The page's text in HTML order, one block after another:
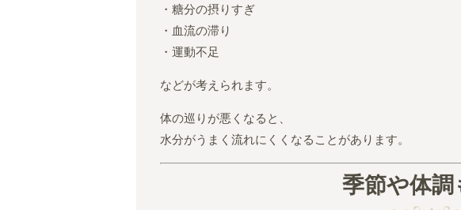
・糖分の摂りすぎ
・血流の滞り
・運動不足
などが考えられます。
体の巡りが悪くなると、
水分がうまく流れにくくなることがあります。
季節や体調